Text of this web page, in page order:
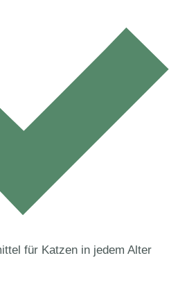
für Katzen in jedem Alter